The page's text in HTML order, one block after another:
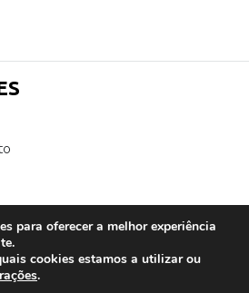
para oferecer a melhor experiência
cookies estamos a utilizar ou
.